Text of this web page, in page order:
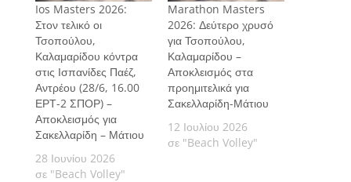
Ios Masters 2026:
Στον τελικό οι
Τσοπούλου,
Καλαμαρίδου κόντρα
στις Ισπανίδες Παέζ,
Αντρέου (28/6, 16.00
ΕΡΤ-2 ΣΠΟΡ) –
Αποκλεισμός για
Σακελλαρίδη – Μάτιου
28 Ιουνίου 2026
σε "Beach Volley"
Marathon Masters
2026: Δεύτερο χρυσό
για Τσοπούλου,
Καλαμαρίδου –
Αποκλεισμός στα
προημιτελικά για
Σακελλαρίδη-Μάτιου
12 Ιουλίου 2026
σε "Beach Volley"